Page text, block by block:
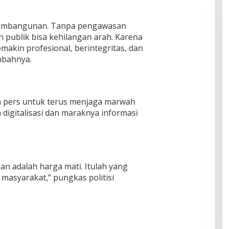
Tanpa pengawasan
publik bisa kehilangan arah. Karena
profesional, berintegritas, dan
untuk terus menjaga marwah
dan maraknya informasi
adalah harga mati. Itulah yang
pungkas politisi